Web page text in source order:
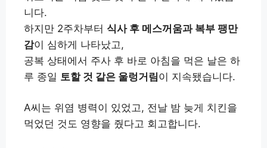
니다.
하지만 2주차부터 식사 후 메스꺼움과 복부 팽만
감이 심하게 나타났고,
공복 상태에서 주사 후 바로 아침을 먹은 날은 하
루 종일 토할 것 같은 울렁거림이 지속됐습니다.
A씨는 위염 병력이 있었고, 전날 밤 늦게 치킨을
먹었던 것도 영향을 줬다고 회고합니다.